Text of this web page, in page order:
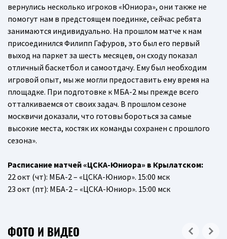
вернулись несколько игроков «Юниора», они также не
помогут нам в предстоящем поединке, сейчас ребята
занимаются индивидуально. На прошлом матче к нам
присоединился Филипп Гафуров, это был его первый
выход на паркет за шесть месяцев, он сходу показал
отличный баскетбол и самоотдачу. Ему был необходим
игровой опыт, мы же могли предоставить ему время на
площадке. При подготовке к МБА-2 мы прежде всего
отталкиваемся от своих задач. В прошлом сезоне
москвичи доказали, что готовы бороться за самые
высокие места, костяк их команды сохранен с прошлого
сезона».
Расписание матчей «ЦСКА-Юниора» в Крылатском:
22 окт (чт): МБА-2 – «ЦСКА-Юниор». 15:00 мск
23 окт (пт): МБА-2 – «ЦСКА-Юниор». 15:00 мск
ФОТО И ВИДЕО